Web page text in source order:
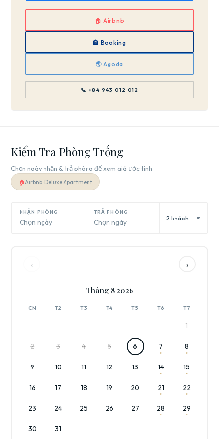
🏠 Airbnb
🏨 Booking
🌏 Agoda
📞 +84 943 012 012
Kiểm Tra Phòng Trống
Chọn ngày nhận & trả phòng để xem giá ước tính
🏠 Airbnb · Deluxe Apartment
NHẬN PHÒNG
Chọn ngày
TRẢ PHÒNG
Chọn ngày
‹ ›
Tháng 8 2026
CN T2 T3 T4 T5 T6 T7
1
2 3 4 5 6 7 8
9 10 11 12 13 14 15
16 17 18 19 20 21 22
23 24 25 26 27 28 29
30 31